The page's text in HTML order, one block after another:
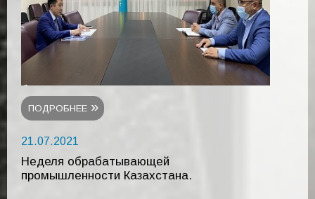
ПОДРОБНЕЕ
21.07.2021
Неделя обрабатывающей
промышленности Казахстана.